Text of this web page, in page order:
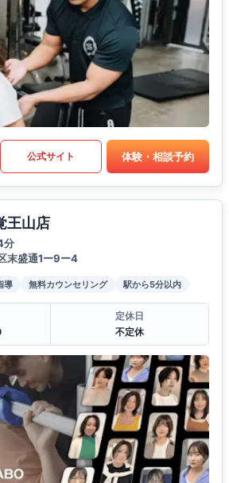
公式サイト 体験・相談予約
王山店
分
末盛通1ー9ー4
導 無料カウンセリング 駅から5分以内
定休日
不定休